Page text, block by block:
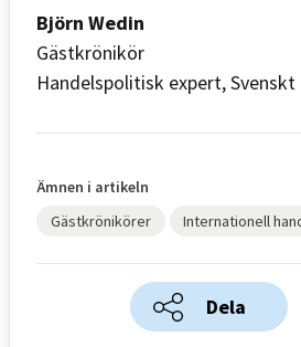
Björn Wedin
Gästkrönikör
Handelspolitisk expert,
Ämnen i artikeln
Gästkrönikörer
Internationell
Dela